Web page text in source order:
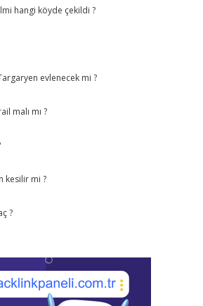
hangi köyde çekildi ?
evlenecek mi ?
malı mı ?
kesilir mi ?
?